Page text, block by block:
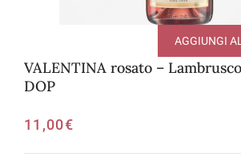
VALENTINA rosato –
DOP
11,00€
AGGIUNGI